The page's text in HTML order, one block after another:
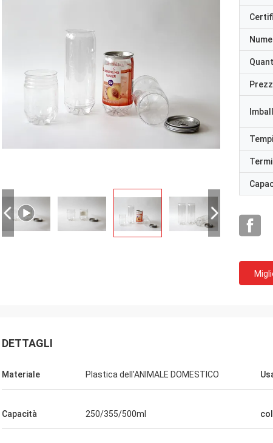
DETTAGLI
Materiale Plastica dell'ANIMALE DOMESTICO
Capacità 250/355/500ml